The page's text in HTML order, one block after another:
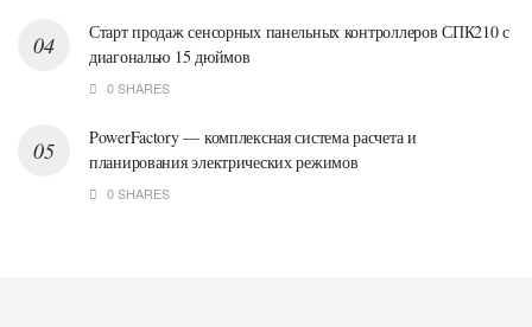
Старт продаж сенсорных панельных контроллеров СПК210 с
диагональю 15 дюймов
0 SHARES
PowerFactory — комплексная система расчета и
планирования электрических режимов
0 SHARES